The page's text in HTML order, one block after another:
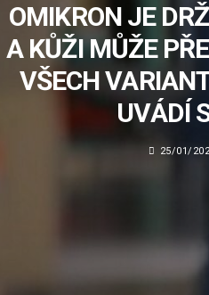
OMIKRON JE
A KŮŽI MŮŽE
VŠECH
UVÁDÍ
25/01/